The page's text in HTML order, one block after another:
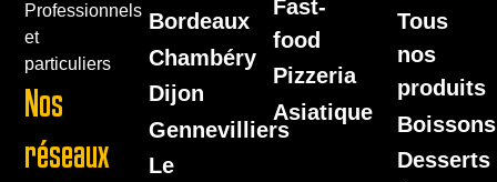
Professionnels
et
particuliers
Nos
réseaux
Bordeaux
Chambéry
Dijon
Gennevilliers
Le
Fast-
food
Pizzeria
Asiatique
Tous
nos
produits
Boissons
Desserts